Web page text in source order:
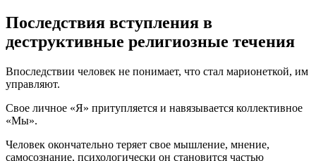
Последствия вступления в
деструктивные религиозные течения
Впоследствии человек не понимает, что стал марионеткой, им
управляют.
Свое личное «Я» притупляется и навязывается коллективное
«Мы».
Человек окончательно теряет свое мышление, мнение,
самосознание, психологически он становится частью